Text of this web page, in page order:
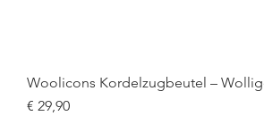
Woolicons Kordelzugbeutel –
Preis
€ 29,90